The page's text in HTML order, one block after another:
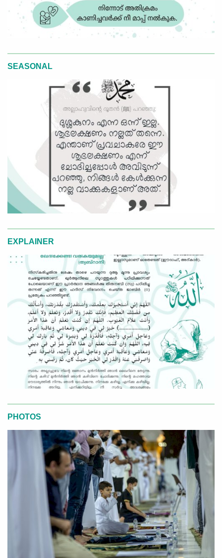
SEASONAL
EXPLAINER
PHOTOS